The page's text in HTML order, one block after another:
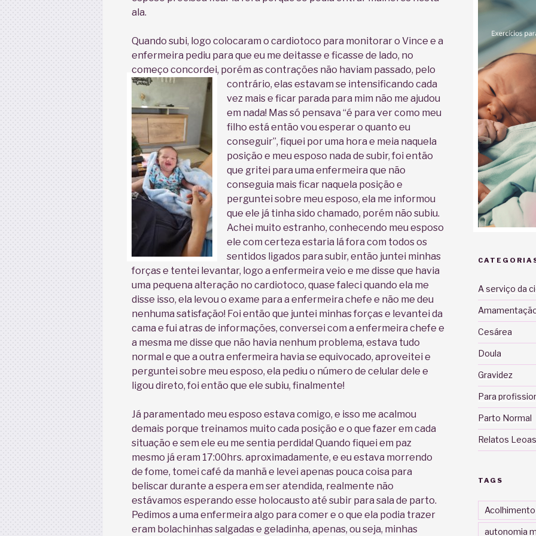
ala.
Quando subi, logo colocaram o cardiotoco para monitorar o Vince e a
enfermeira pediu para que eu me deitasse e ficasse de lado, no
começo concordei, porém as contrações não haviam passado, pelo
contrário, elas estavam se intensificando cada
vez mais e ficar parada para mim não me ajudou
em nada! Mas só pensava “é para ver como meu
filho está então vou esperar o quanto eu
conseguir”, fiquei por uma hora e meia naquela
posição e meu esposo nada de subir, foi então
que gritei para uma enfermeira que não
conseguia mais ficar naquela posição e
perguntei sobre meu esposo, ela me informou
que ele já tinha sido chamado, porém não subiu.
Achei muito estranho, conhecendo meu esposo
ele com certeza estaria lá fora com todos os
sentidos ligados para subir, então juntei minhas
forças e tentei levantar, logo a enfermeira veio e me disse que havia
uma pequena alteração no cardiotoco, quase faleci quando ela me
disse isso, ela levou o exame para a enfermeira chefe e não me deu
nenhuma satisfação! Foi então que juntei minhas forças e levantei da
cama e fui atras de informações, conversei com a enfermeira chefe e
a mesma me disse que não havia nenhum problema, estava tudo
normal e que a outra enfermeira havia se equivocado, aproveitei e
perguntei sobre meu esposo, ela pediu o número de celular dele e
ligou direto, foi então que ele subiu, finalmente!
Já paramentado meu esposo estava comigo, e isso me acalmou
demais porque treinamos muito cada posição e o que fazer em cada
situação e sem ele eu me sentia perdida! Quando fiquei em paz
mesmo já eram 17:00hrs. aproximadamente, e eu estava morrendo
de fome, tomei café da manhã e levei apenas pouca coisa para
beliscar durante a espera em ser atendida, realmente não
estávamos esperando esse holocausto até subir para sala de parto.
Pedimos a uma enfermeira algo para comer e o que ela podia trazer
eram bolachinhas salgadas e geladinha, apenas, ou seja, minhas
A serviço da
Cesárea
Doula
Gravidez
Para
Parto Normal
Relatos
TAGS
Acolhimento
autonomia